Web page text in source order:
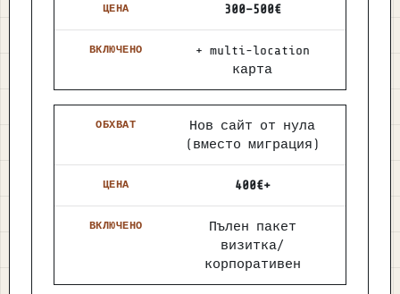
300–500€
+ multi-location
карта
Нов сайт от нула
(вместо миграция)
400€+
Пълен пакет
визитка/
корпоративен